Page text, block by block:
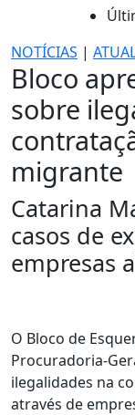
NOTÍCIAS |
Bloco
sobre
migrante
Catarina
casos de
empresas
O Bloco de
Procuradoria-
ilegalidades na
através de